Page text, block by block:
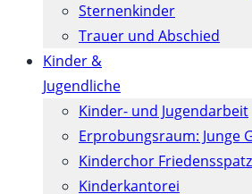
Sternenkinder
Trauer und Abschied
Kinder &
Jugendliche
Kinder- und Jugendarbeit
Erprobungsraum: Junge
Kinderchor
Kinderkantorei